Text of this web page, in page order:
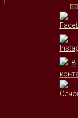
🖂